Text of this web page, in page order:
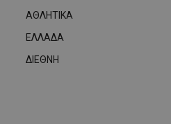
ΑΘΛΗΤΙΚΑ
ΕΛΛΑΔΑ
ΔΙΕΘΝΗ